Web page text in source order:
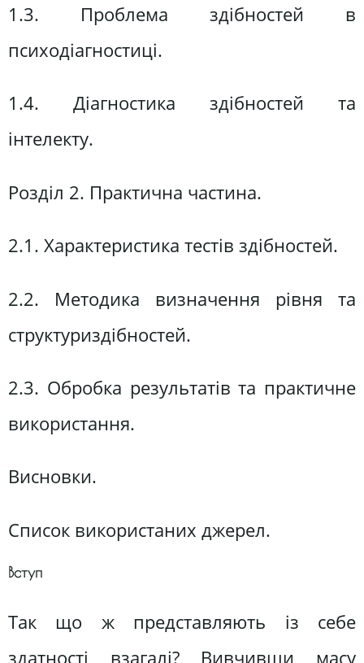
1.3. Проблема здібностей в
психодіагностиці.
1.4. Діагностика здібностей та
інтелекту.
Розділ 2. Практична частина.
2.1. Характеристика тестів здібностей.
2.2. Методика визначення рівня та
структуриздібностей.
2.3. Обробка результатів та практичне
використання.
Висновки.
Список використаних джерел.
Вступ
Так що ж представляють із себе
здатності взагалі? Вивчивши масу